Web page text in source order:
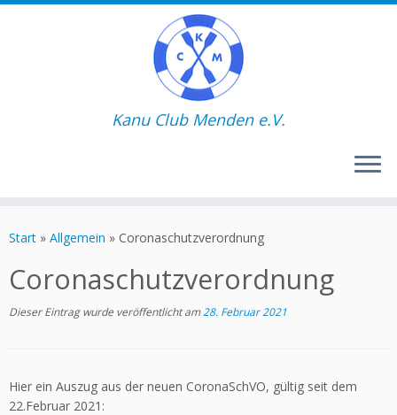
Inhalt
Kanu Club Menden e.V.
Start » Allgemein » Coronaschutzverordnung
Coronaschutzverordnung
Dieser Eintrag wurde veröffentlicht am28. Februar 2021
Hier ein Auszug aus der neuen CoronaSchVO, gültig seit dem
22.Februar 2021: